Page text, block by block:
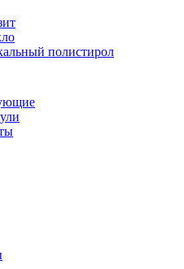
полистирол